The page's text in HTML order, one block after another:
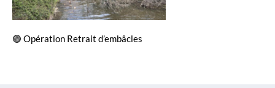
🟢 Opération Retrait d’embâcles